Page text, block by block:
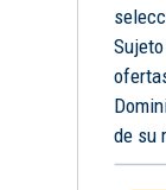
de su